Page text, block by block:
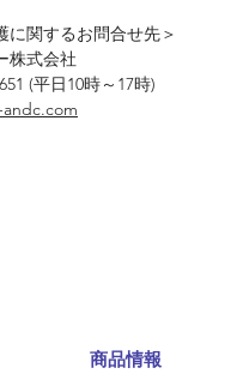
に関するお問合せ先＞
株式会社
(平日10時～17時)
andc.com
商品情報